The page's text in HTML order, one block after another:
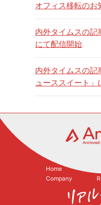
オフィス移転のお
内外タイムスの記
にて配信開始
内外タイムスの記
ューススイート」
Home
Company